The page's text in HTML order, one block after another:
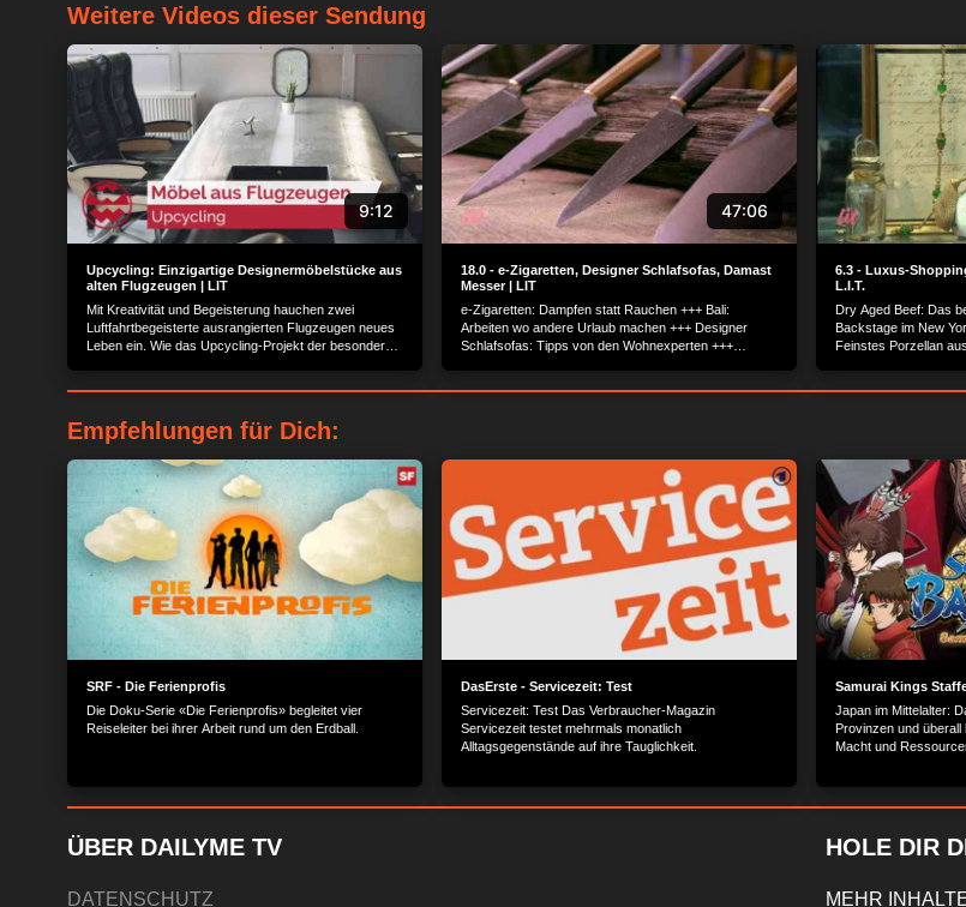
Weitere Videos dieser Sendung
9:12
Upcycling: Einzigartige Designermöbelstücke aus
alten Flugzeugen | LIT
Mit Kreativität und Begeisterung hauchen zwei
Luftfahrtbegeisterte ausrangierten Flugzeugen neues
Leben ein. Wie das Upcycling-Projekt der besonderen
47:06
18.0 - e-Zigaretten, Designer Schlafsofas, Damast
Messer | LIT
e-Zigaretten: Dampfen statt Rauchen +++ Bali:
Arbeiten wo andere Urlaub machen +++ Designer
Schlafsofas: Tipps von den Wohnexperten +++
6.3 - Luxus-
L.I.T.
Dry Aged Beef: Das
Backstage im New
Feinstes Porzellan
Empfehlungen für Dich:
SRF - Die Ferienprofis
Die Doku-Serie «Die Ferienprofis» begleitet vier
Reiseleiter bei ihrer Arbeit rund um den Erdball.
DasErste - Servicezeit: Test
Servicezeit: Test Das Verbraucher-Magazin
Servicezeit testet mehrmals monatlich
Alltagsgegenstände auf ihre Tauglichkeit.
Samurai Kings
Japan im Mittelalter:
Provinzen und überall
Macht und
ÜBER DAILYME TV
DATENSCHUTZ
HOLE DIR
MEHR